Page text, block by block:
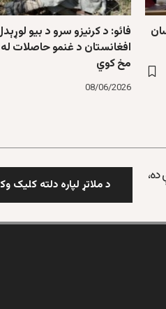
فائو: د کرنیزو سرو د بیو
افغانستان د غنمو حاصلات
مخ کوي
08/06/2026
د ملاتړ لپاره دلته کلیک